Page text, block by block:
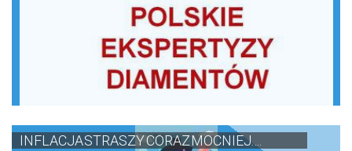
INFLACJA STRASZY CORAZ MOCNIEJ. ...